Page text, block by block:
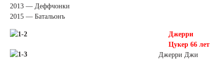
2013 — Деффчонки
2015 — Батальонъ
Джерри
Цукер 66 лет
Джерри Джи